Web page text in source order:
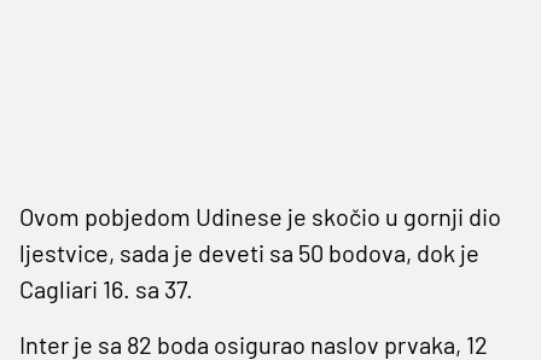
Ovom pobjedom Udinese je skočio u gornji dio
ljestvice, sada je deveti sa 50 bodova, dok je
Cagliari 16. sa 37.
Inter je sa 82 boda osigurao naslov prvaka, 12